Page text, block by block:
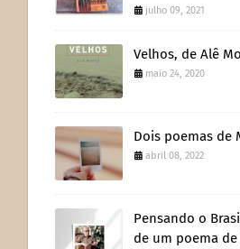
julho 09, 2021
Velhos, de Alê
maio 24, 2020
Dois poemas de
abril 08, 2022
Pensando o
de um poema